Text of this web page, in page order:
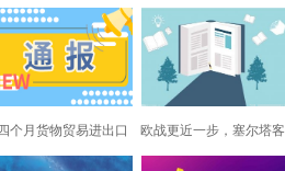
个月货物贸易进出口 欧战更近一步，塞尔塔客